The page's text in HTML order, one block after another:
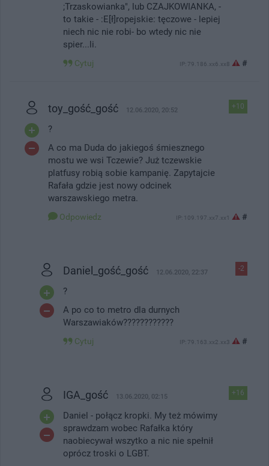
;Trzaskowianka", lub CZAJKOWIANKA, -
to takie - :E[ł]ropejskie: tęczowe - lepiej
niech nic nie robi- bo wtedy nic nie
spier...li.
Cytuj IP: 79.186.xx6.xx8 #
+10
toy_gość_gość 12.06.2020, 20:52
?
A co ma Duda do jakiegoś śmiesznego
mostu we wsi Tczewie? Już tczewskie
platfusy robią sobie kampanię. Zapytajcie
Rafała gdzie jest nowy odcinek
warszawskiego metra.
Odpowiedz IP: 109.197.xx7.xx1 #
-2
Daniel_gość_gość 12.06.2020, 22:37
?
A po co to metro dla durnych
Warszawiaków????????????
Cytuj IP: 79.163.xx2.xx3 #
+16
IGA_gość 13.06.2020, 02:15
Daniel - połącz kropki. My też mówimy
sprawdzam wobec Rafałka który
naobiecywał wszytko a nic nie spełnił
oprócz troski o LGBT.